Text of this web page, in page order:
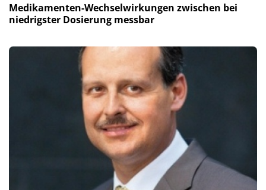
Medikamenten-Wechselwirkungen zwischen bei
niedrigster Dosierung messbar